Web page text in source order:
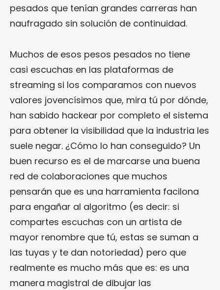
pesados que tenían grandes carreras han
naufragado sin solución de continuidad.
Muchos de esos pesos pesados no tiene
casi escuchas en las plataformas de
streaming si los comparamos con nuevos
valores jovencísimos que, mira tú por dónde,
han sabido hackear por completo el sistema
para obtener la visibilidad que la industria les
suele negar. ¿Cómo lo han conseguido? Un
buen recurso es el de marcarse una buena
red de colaboraciones que muchos
pensarán que es una harramienta facilona
para engañar al algoritmo (es decir: si
compartes escuchas con un artista de
mayor renombre que tú, estas se suman a
las tuyas y te dan notoriedad) pero que
realmente es mucho más que es: es una
manera magistral de dibujar las